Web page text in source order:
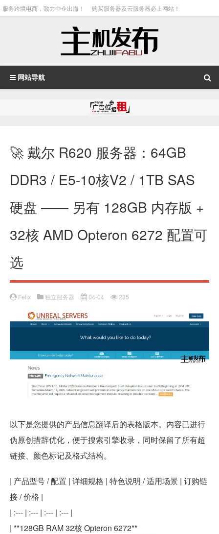
服务跨境电商，致力中企出海！ 购买服务器及云服务器必上网站！
网站导航
🚀 戴尔 R620 服务器：64GB
DDR3 / E5-10核V2 / 1TB SAS
硬盘 —— 另有 128GB 内存版 +
32核 AMD Opteron 6272 配置可
选
Felix 独立服务器 04-04 235
以下是您提供的产品信息翻译后的表格版本。内容已进行
伪原创措辞优化，便于搜索引擎收录，同时保留了所有超
链接、颜色标记及格式结构。
| 产品型号 / 配置 | 详细规格 | 特色说明 / 适用场景 | 订购链
接 / 价格 |
| :--- | :--- | :--- | :--- |
| **128GB RAM 32核 Opteron 6272**